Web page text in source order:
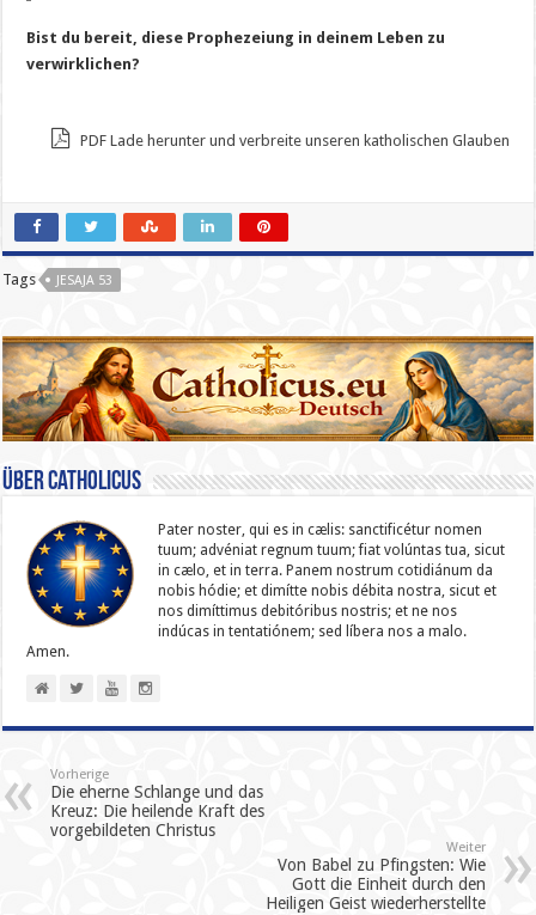
Bist du bereit, diese Prophezeiung in deinem Leben zu
verwirklichen?
PDF Lade herunter und verbreite unseren katholischen Glauben
Tags JESAJA 53
Über catholicus
Pater noster, qui es in cælis: sanc­ti­ficétur nomen
tuum; advéniat regnum tuum; fiat volúntas tua, sicut
in cælo, et in terra. Panem nostrum cotidiánum da
nobis hódie; et dimítte nobis débita nostra, sicut et
nos dimíttimus debitóribus nostris; et ne nos
indúcas in ten­ta­tiónem; sed líbera nos a malo.
Amen.
Vorherige
Die eherne Schlange und das
Kreuz: Die heilende Kraft des
vorgebildeten Christus
Weiter
Von Babel zu Pfingsten: Wie
Gott die Einheit durch den
Heiligen Geist wiederherstellte